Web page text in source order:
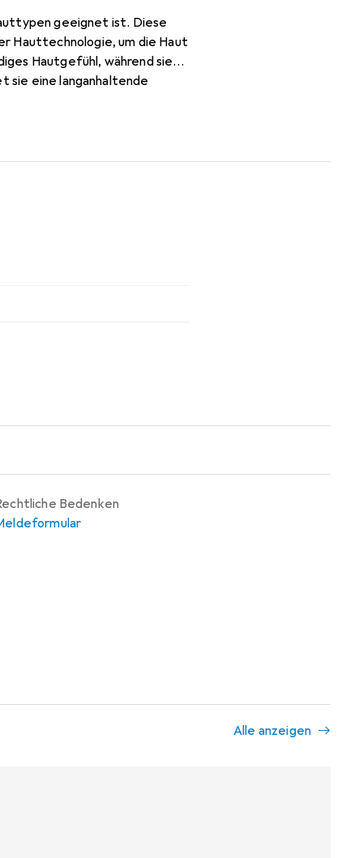
geeignet ist. Diese
Hauttechnologie, um die Haut
Hautgefühl, während sie
sie eine langanhaltende
Bedenken
Alle anzeigen